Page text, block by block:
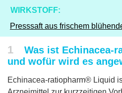
WIRKSTOFF:
Presssaft aus frischem
1
Was ist Echinacea-
und wofür wird es
Echinacea-ratiopharm® Liquid